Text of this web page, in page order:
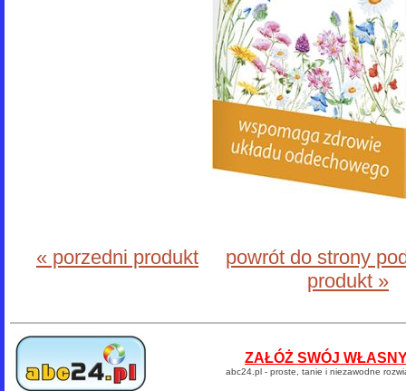
« porzedni produkt
powrót do strony
produkt »
ZAŁÓŻ SWÓJ
abc24.pl - proste, tanie i niezawodne